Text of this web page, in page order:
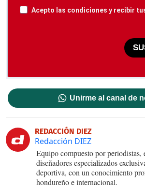
Acepto las condiciones y recibir
Unirme al canal de
REDACCIÓN DIEZ
Redacción DIEZ
Equipo compuesto por periodistas,
diseñadores especializados
deportiva, con un conocimiento
hondureño e internacional.